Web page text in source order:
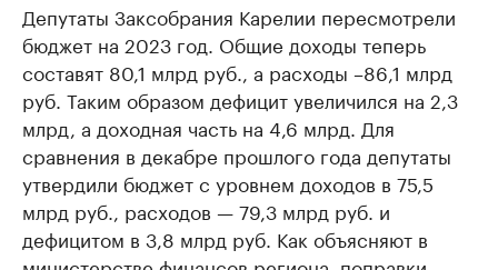
Депутаты Заксобрания Карелии пересмотрели
бюджет на 2023 год. Общие доходы теперь
составят 80,1 млрд руб., а расходы –86,1 млрд
руб. Таким образом дефицит увеличился на 2,3
млрд, а доходная часть на 4,6 млрд. Для
сравнения в декабре прошлого года депутаты
утвердили бюджет с уровнем доходов в 75,5
млрд руб., расходов — 79,3 млрд руб. и
дефицитом в 3,8 млрд руб. Как объясняют в